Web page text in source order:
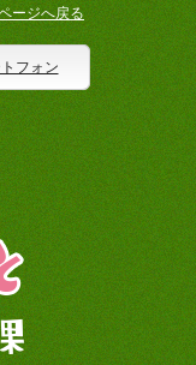
ージへ戻る
フォン